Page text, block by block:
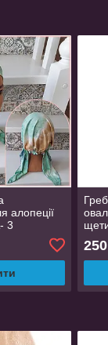
алопеції
3
250